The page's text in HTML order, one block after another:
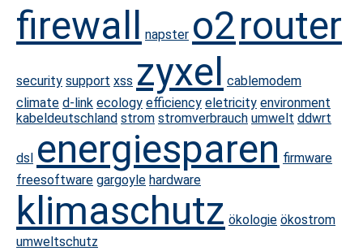
firewall napster o2router
security support xss zyxel cablemodem
climate d-link ecology efficiency eletricity environment
kabeldeutschland strom stromverbrauch umwelt ddwrt
dsl energiesparen firmware
freesoftware gargoyle hardware
klimaschutz ökologie ökostrom
umweltschutz